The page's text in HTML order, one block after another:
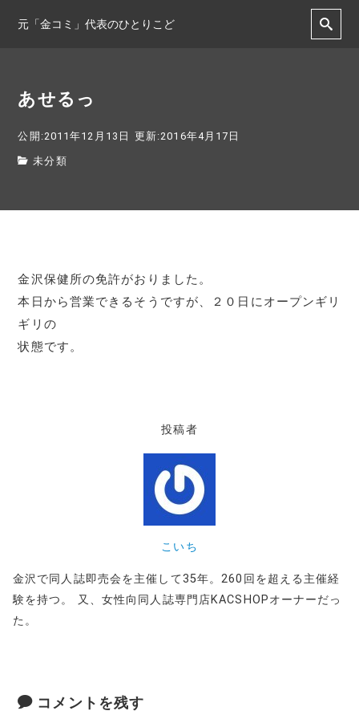
元「金コミ」代表のひとりこど
あせるっ
公開:2011年12月13日 更新:2016年4月17日
未分類
金沢保健所の免許がおりました。
本日から営業できるそうですが、２０日にオープンギリ
ギリの
状態です。
投稿者
こいち
金沢で同人誌即売会を主催して35年。260回を超える主催経
験を持つ。 又、女性向同人誌専門店KACSHOPオーナーだっ
た。
コメントを残す